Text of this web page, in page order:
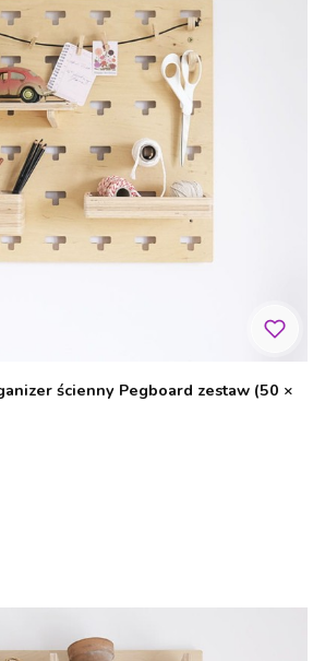
ścienny Pegboard zestaw (50 ×